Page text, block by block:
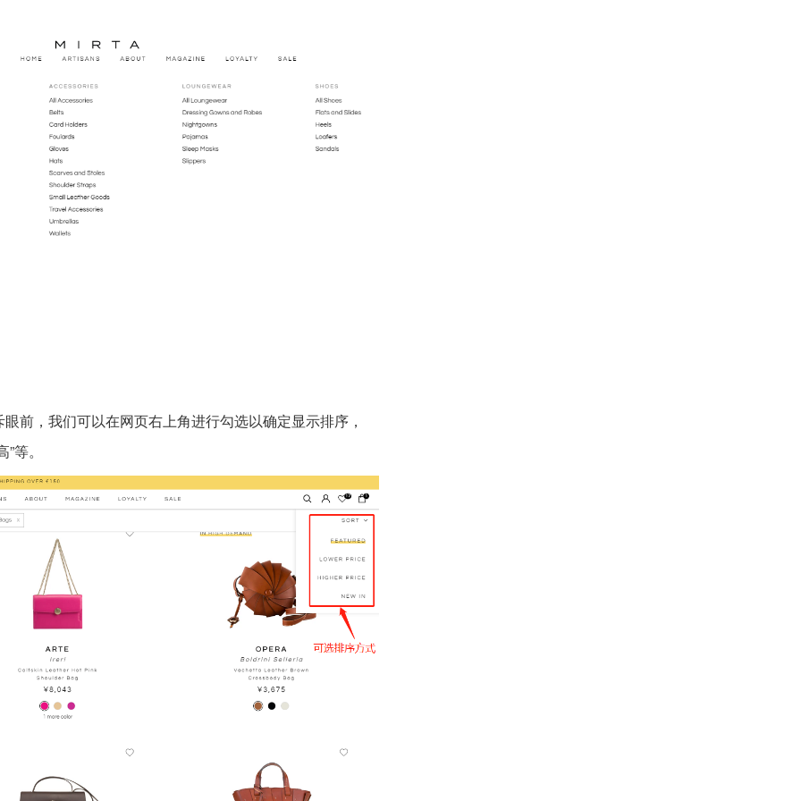
前，我们可以在网页右上角进行勾选以确定显示排序，
等。